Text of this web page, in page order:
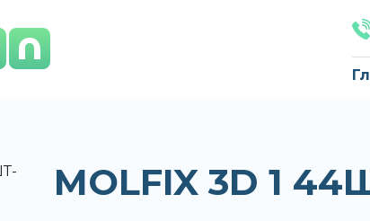
MOLFIX 3D 1